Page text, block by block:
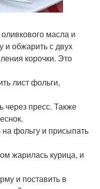
масла и
и обжарить с двух
корочки. Это
лист фольги,
через пресс. Также
фольгу и присыпать
жарилась курица, и
и поставить в